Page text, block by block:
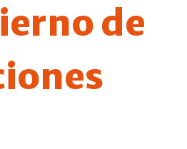
de